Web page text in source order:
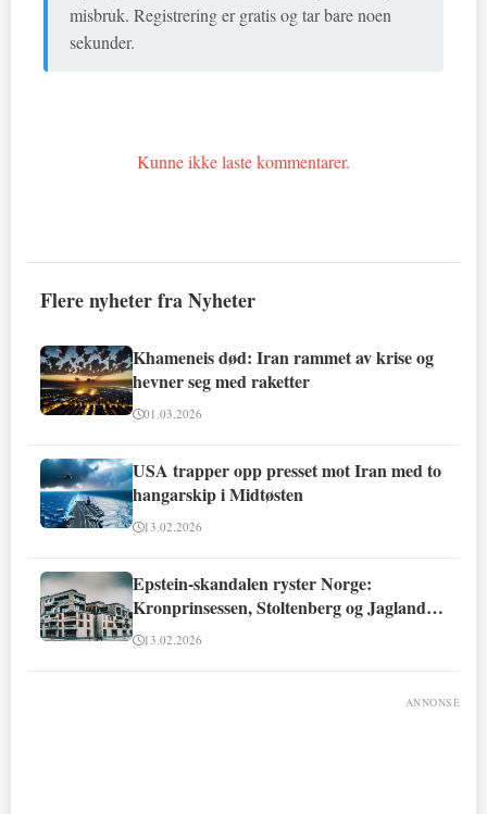
misbruk. Registrering er gratis og tar bare noen
sekunder.
Kunne ikke laste kommentarer.
Flere nyheter fra Nyheter
Khameneis død: Iran rammet av krise og
hevner seg med raketter
01.03.2026
USA trapper opp presset mot Iran med to
hangarskip i Midtøsten
13.02.2026
Epstein-skandalen ryster Norge:
Kronprinsessen, Stoltenberg og Jagland
involvert
13.02.2026
ANNONSE